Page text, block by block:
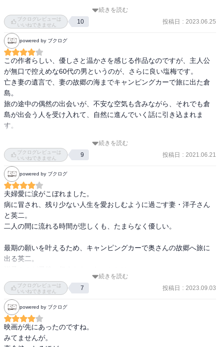
また英二と出会ったそれぞれの人生が、その出会いを機に少しずつ
趣きを変えていく…
同じ日の同じ時間、登場人物それぞれの目線に変えることで、其々
が歩んできた人生が物語をより立体的でリアルなものに感じさせて
くれた。
生前の洋子がよく口にしていた台詞
「他人と過去は変えられないけれど、自分と未来は変えられる」
「人生には賞味期限がない」
が、生き方すらも変えるキッカケになる。
目を閉じると聴こえそうな虫のさえずりや波の音…
匂いまで感じられそうな茂った芝生や雨の気配…
目にも鮮やかに広がる夕陽が沈む海と空のコントラスト…
豊かな情景描写がとても丁寧で繊細で、気持ちまで清らかに浄化さ
れるようだった。
本作品に出会えたことを心から感謝したい。
続きを読む
ブクログレビューは
いいねできません
10 投稿日 : 2023.06.25
powered by ブクログ
この作者らしい、優しさと温かさを感じる作品なのですが、主人公
が無口で控えめな60代の男というのが、さらに良い塩梅です。
亡き妻の遺言で、妻の故郷の海までキャンピングカーで旅に出た倉
島。
旅の途中の偶然の出会いが、不安な空気も含みながら、それでも倉
島が出会う人を受け入れて、自然に進んでいく話に引き込まれま
す。
図書館で、たまたま手に取った本、これも不思議な偶然の出会いか
も。
続きを読む
ブクログレビューは
いいねできません
9 投稿日 : 2021.06.21
powered by ブクログ
夫婦愛に涙がこぼれました。
病に冒され、残り少ない人生を愛おしむように過ごす妻・洋子さん
と英二。
二人の間に流れる時間が悲しくも、たまらなく優しい。
最期の願いを叶えるため、キャンピングカーで奥さんの故郷へ旅に
出る英二。
洋子さんの想いのこもった手紙を読んで涙腺崩壊でした。
夫への愛と感謝、溢れる想いがたまらない。
こんなふうに人生を終えるまで寄り添い、想い合えるって本当に素
敵。
大事な人と一緒に年齢を重ねられたら良いなぁ。
素敵な夫婦愛の物語でした！
続きを読む
ブクログレビューは
いいねできません
7 投稿日 : 2023.09.03
powered by ブクログ
映画が先にあったのですね。
みてませんが。